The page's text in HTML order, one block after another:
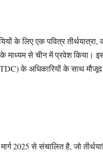
के लिए एक पवित्र
माध्यम से चीन में प्रवेश किया।
के अधिकारियों के साथ मौजूद
2025 से संचालित है, जो